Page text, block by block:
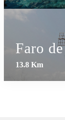
Faro
13.8 Km